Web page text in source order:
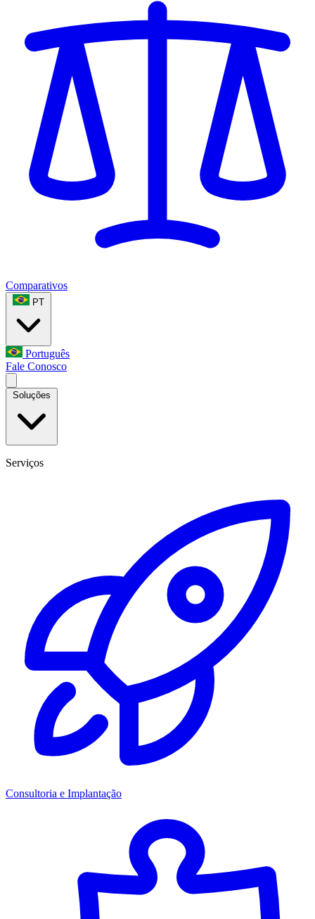
Comparativos
PT
Português
Fale Conosco
Soluções
Serviços
Consultoria e Implantação